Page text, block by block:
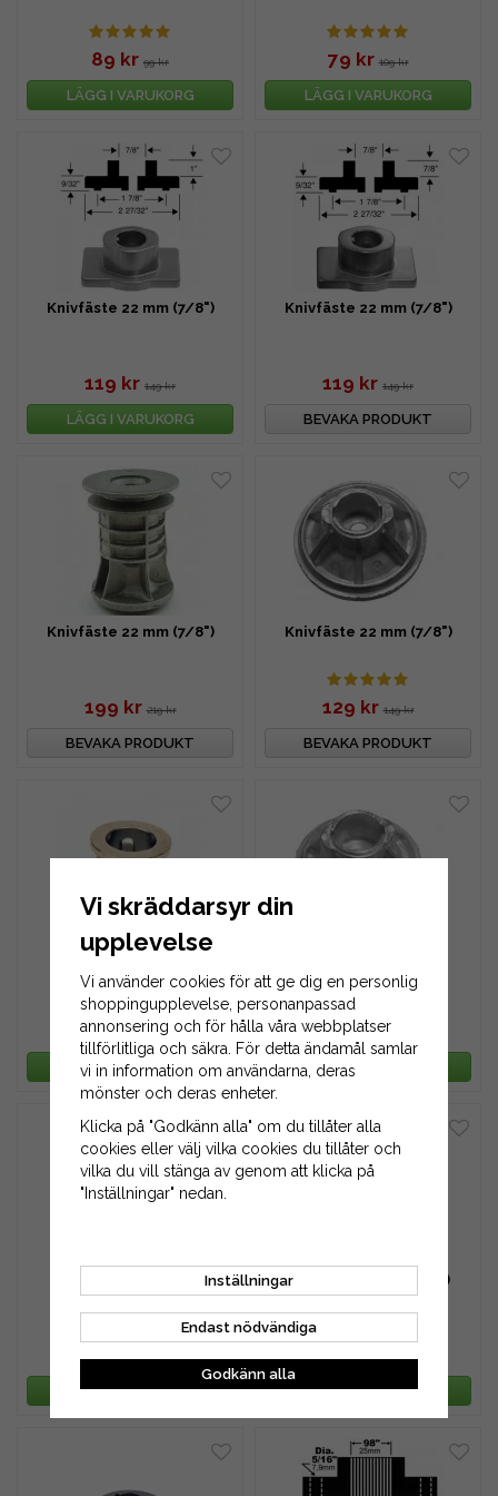
89 kr 99 kr
LÄGG I VARUKORG
79 kr 109 kr
LÄGG I VARUKORG
Knivfäste 22 mm (7/8")
119 kr 149 kr
LÄGG I VARUKORG
Knivfäste 22 mm (7/8")
119 kr 149 kr
BEVAKA PRODUKT
Knivfäste 22 mm (7/8")
199 kr 219 kr
BEVAKA PRODUKT
Knivfäste 22 mm (7/8")
129 kr 149 kr
BEVAKA PRODUKT
Knivfäste 25 mm
149 kr 169 kr
LÄGG I VARUKORG
169 kr 199 kr
LÄGG I VARUKORG
179 kr 219 kr
LÄGG I VARUKORG
Knivfäste 25,4 mm (1")
109 kr 139 kr
LÄGG I VARUKORG
Vi skräddarsyr din
upplevelse
Vi använder cookies för att ge dig en personlig
shoppingupplevelse, personanpassad
annonsering och för hålla våra webbplatser
tillförlitliga och säkra. För detta ändamål samlar
vi in information om användarna, deras
mönster och deras enheter.
Klicka på "Godkänn alla" om du tillåter alla
cookies eller välj vilka cookies du tillåter och
vilka du vill stänga av genom att klicka på
"Inställningar" nedan.
Inställningar
Endast nödvändiga
Godkänn alla